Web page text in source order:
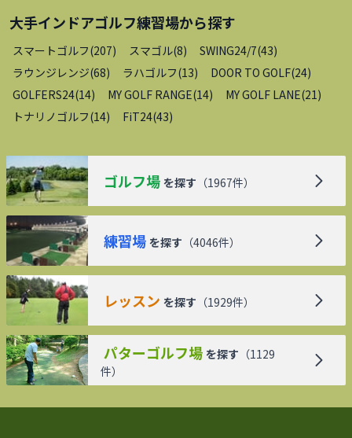
大手インドアゴルフ練習場から探す
スマートゴルフ(207) スマゴル(8) SWING24/7(43)
ラウンジレンジ(68) ラハゴルフ(13) DOOR TO GOLF(24)
GOLFERS24(14) MY GOLF RANGE(14) MY GOLF LANE(21 )
トナリノゴルフ(14) FiT24(43)
ゴルフ場 を探す （1967件）
練習場 を探す （4046件）
レッスン を探す （1929件）
パターゴルフ場 を探す （1129
件）